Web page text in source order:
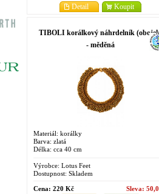
Koupit
Detail
TIBOLI korálkový náhrdelník
- měděná
Materiál: korálky
Barva: zlatá
Délka: cca 40 cm
Výrobce: Lotus Feet
Dostupnost: Skladem
Cena: 220 Kč Sleva: